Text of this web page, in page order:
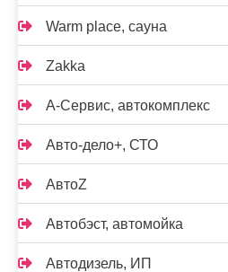
Warm place, сауна
Zakka
А-Сервис, автокомплекс
Авто-дело+, СТО
АвтоZ
Автобэст, автомойка
Автодизель, ИП